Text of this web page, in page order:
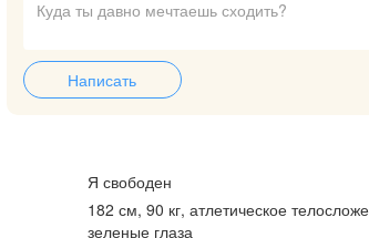
Написать
Я свободен
182 см, 90 кг, атлетическое
зеленые глаза